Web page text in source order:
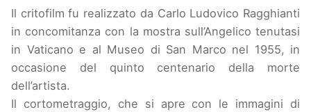
Il critofilm fu realizzato da Carlo Ludovico Ragghianti
in concomitanza con la mostra sull’Angelico tenutasi
in Vaticano e al Museo di San Marco nel 1955, in
occasione del quinto centenario della morte
dell’artista.
Il cortometraggio, che si apre con le immagini di